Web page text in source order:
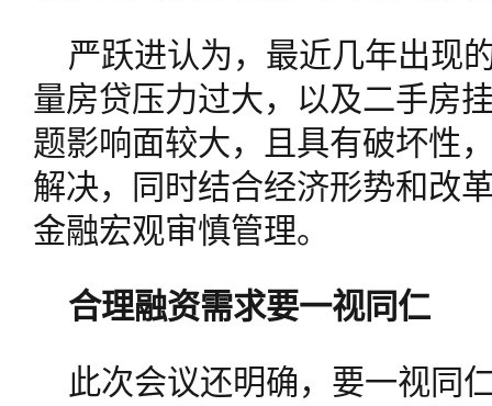
严跃进认为，最近几年出现
量房贷压力过大，以及二手房
题影响面较大，且具有破坏性
解决，同时结合经济形势和改
金融宏观审慎管理。
合理融资需求要一视同仁
此次会议还明确，要一视同